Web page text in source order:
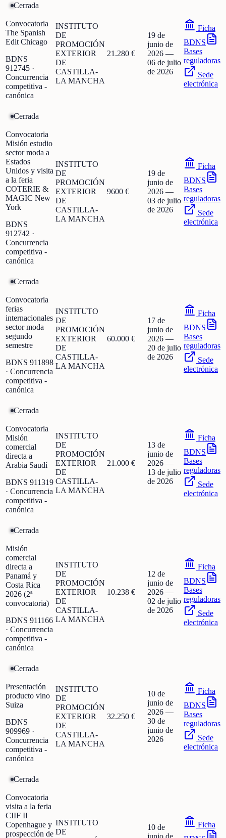
Cerrada
Convocatoria
The Spanish
Edit Chicago
BDNS
912745 ·
Concurrencia
competitiva -
canónica
INSTITUTO
DE
PROMOCIÓN
EXTERIOR
DE
CASTILLA-
LA MANCHA
21.280 €
19 de
junio de
2026 —
06 de julio
de 2026
Ficha
BDNS
Bases
reguladoras
Sede
electrónica
Cerrada
Convocatoria
Misión estudio
sector moda a
Estados
Unidos y visita
a la feria
COTERIE &
MAGIC New
York
BDNS
912742 ·
Concurrencia
competitiva -
canónica
INSTITUTO
DE
PROMOCIÓN
EXTERIOR
DE
CASTILLA-
LA MANCHA
9600 €
19 de
junio de
2026 —
03 de julio
de 2026
Ficha
BDNS
Bases
reguladoras
Sede
electrónica
Cerrada
Convocatoria
ferias
internacionales
sector moda
segundo
semestre
BDNS 911898
· Concurrencia
competitiva -
canónica
INSTITUTO
DE
PROMOCIÓN
EXTERIOR
DE
CASTILLA-
LA MANCHA
60.000 €
17 de
junio de
2026 —
20 de julio
de 2026
Ficha
BDNS
Bases
reguladoras
Sede
electrónica
Cerrada
Convocatoria
Misión
comercial
directa a
Arabia Saudí
BDNS 911319
· Concurrencia
competitiva -
canónica
INSTITUTO
DE
PROMOCIÓN
EXTERIOR
DE
CASTILLA-
LA MANCHA
21.000 €
13 de
junio de
2026 —
13 de julio
de 2026
Ficha
BDNS
Bases
reguladoras
Sede
electrónica
Cerrada
Misión
comercial
directa a
Panamá y
Costa Rica
2026 (2ª
convocatoria)
BDNS 911166
· Concurrencia
competitiva -
canónica
INSTITUTO
DE
PROMOCIÓN
EXTERIOR
DE
CASTILLA-
LA MANCHA
10.238 €
12 de
junio de
2026 —
02 de julio
de 2026
Ficha
BDNS
Bases
reguladoras
Sede
electrónica
Cerrada
Presentación
producto vino
Suiza
BDNS
909969 ·
Concurrencia
competitiva -
canónica
INSTITUTO
DE
PROMOCIÓN
EXTERIOR
DE
CASTILLA-
LA MANCHA
32.250 €
10 de
junio de
2026 —
30 de
junio de
2026
Ficha
BDNS
Bases
reguladoras
Sede
electrónica
Cerrada
Convocatoria
visita a la feria
CIIF II
Copenhague y
prospección de
INSTITUTO
DE
10 de
Ficha